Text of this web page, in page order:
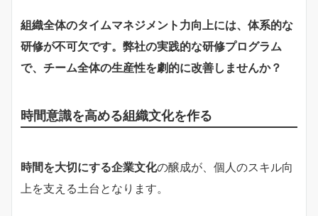
組織全体のタイムマネジメント力向上には、体系的な
研修が不可欠です。弊社の実践的な研修プログラム
で、チーム全体の生産性を劇的に改善しませんか？
時間意識を高める組織文化を作る
時間を大切にする企業文化の醸成が、個人のスキル向
上を支える土台となります。